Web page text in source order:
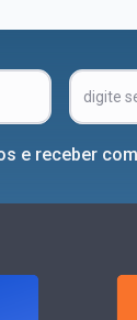
e receber